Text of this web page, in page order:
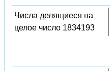
Числа делящиеся на
целое число 1834193